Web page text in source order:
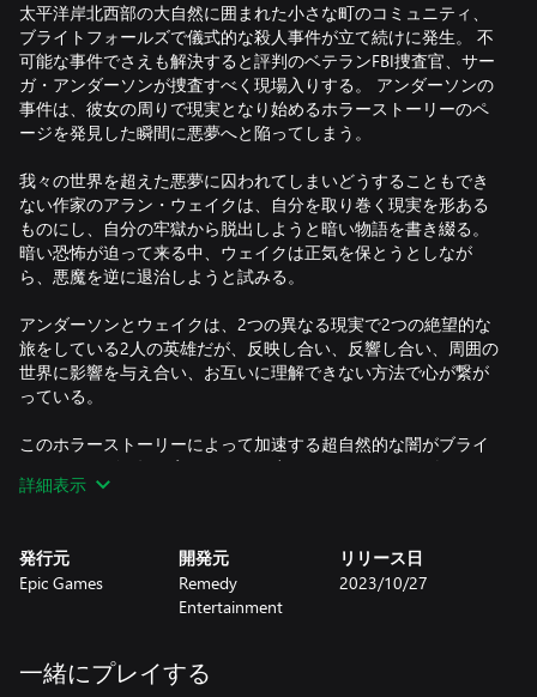
太平洋岸北西部の大自然に囲まれた小さな町のコミュニティ、
ブライトフォールズで儀式的な殺人事件が立て続けに発生。 不
可能な事件でさえも解決すると評判のベテランFBI捜査官、サー
ガ・アンダーソンが捜査すべく現場入りする。 アンダーソンの
事件は、彼女の周りで現実となり始めるホラーストーリーのペ
ージを発見した瞬間に悪夢へと陥ってしまう。
我々の世界を超えた悪夢に囚われてしまいどうすることもでき
ない作家のアラン・ウェイクは、自分を取り巻く現実を形ある
ものにし、自分の牢獄から脱出しようと暗い物語を書き綴る。
暗い恐怖が迫って来る中、ウェイクは正気を保とうとしなが
ら、悪魔を逆に退治しようと試みる。
アンダーソンとウェイクは、2つの異なる現実で2つの絶望的な
旅をしている2人の英雄だが、反映し合い、反響し合い、周囲の
世界に影響を与え合い、お互いに理解できない方法で心が繋が
っている。
このホラーストーリーによって加速する超自然的な闇がブライ
トフォールズに押し寄せ、住民が腐敗していき、アンダーソン
とウェイクが愛する人たちが脅かされる。 直面する闇に対し、
らは、あるべき姿の英雄となれるだろうか？
死に至らしめるミステリーを解け
下していく。 強烈なサスペンスと予想外の展開に満ちたサイコ
ホラーストーリーで、超自然的な闇の流出点を暴き出せ。
詳細表示
発行元
Epic Games
開発元
Remedy
Entertainment
リリース日
2023/10/27
一緒にプレイする